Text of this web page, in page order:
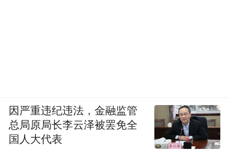
因严重违纪违法，金融监管
总局原局长李云泽被罢免全
国人大代表